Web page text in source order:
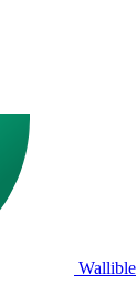
Wallible